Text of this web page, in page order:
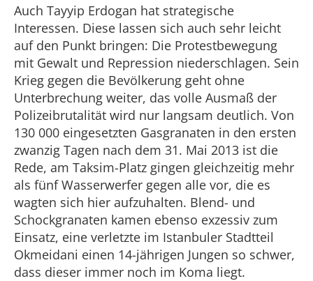
Auch Tayyip Erdogan hat strategische
Interessen. Diese lassen sich auch sehr leicht
auf den Punkt bringen: Die Protestbewegung
mit Gewalt und Repression niederschlagen. Sein
Krieg gegen die Bevölkerung geht ohne
Unterbrechung weiter, das volle Ausmaß der
Polizeibrutalität wird nur langsam deutlich. Von
130 000 eingesetzten Gasgranaten in den ersten
zwanzig Tagen nach dem 31. Mai 2013 ist die
Rede, am Taksim-Platz gingen gleichzeitig mehr
als fünf Wasserwerfer gegen alle vor, die es
wagten sich hier aufzuhalten. Blend- und
Schockgranaten kamen ebenso exzessiv zum
Einsatz, eine verletzte im Istanbuler Stadtteil
Okmeidani einen 14-jährigen Jungen so schwer,
dass dieser immer noch im Koma liegt.